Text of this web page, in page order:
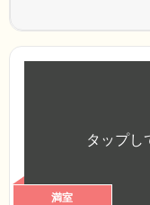
満室